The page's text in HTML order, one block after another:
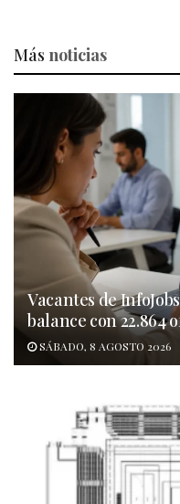
Más noticias
Vacantes de
balance con 22.864
SÁBADO, 8 AGOSTO 2026